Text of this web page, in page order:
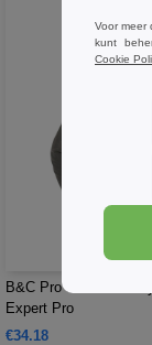
B&C Pro BC835 -
Expert Pro
€34.18
Voor meer
kunt
Cookie